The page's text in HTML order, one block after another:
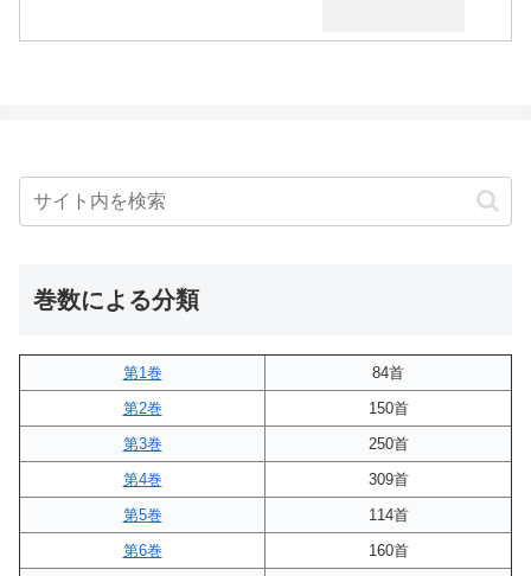
巻数による分類
第1巻
84首
第2巻
150首
第3巻
250首
第4巻
309首
第5巻
114首
第6巻
160首